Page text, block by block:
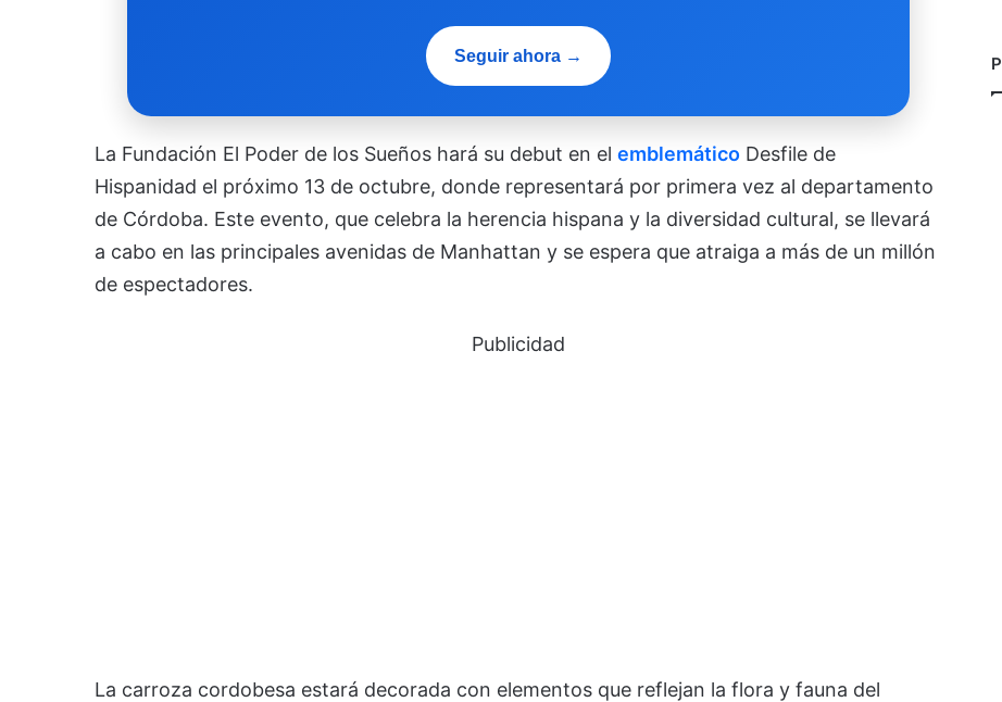
Seguir ahora →
La Fundación El Poder de los Sueños hará su debut en el emblemático Desfile de
Hispanidad el próximo 13 de octubre, donde representará por primera vez al departamento
de Córdoba. Este evento, que celebra la herencia hispana y la diversidad cultural, se llevará
a cabo en las principales avenidas de Manhattan y se espera que atraiga a más de un millón
de espectadores.
Publicidad
La carroza cordobesa estará decorada con elementos que reflejan la flora y fauna del